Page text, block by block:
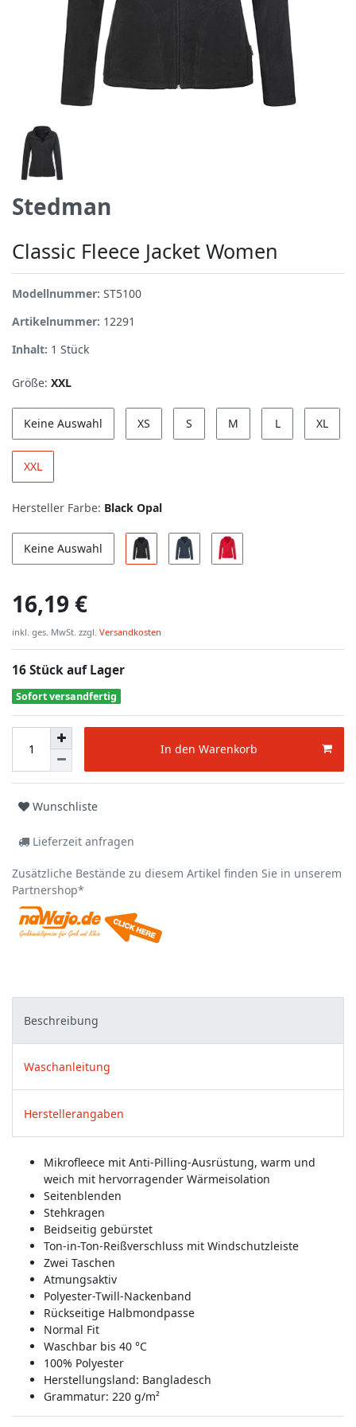
Stedman
Classic Fleece Jacket Women
Modellnummer: ST5100
Artikelnummer: 12291
Inhalt: 1 Stück
Größe: XXL
Keine Auswahl XS S M L XL
XXL
Hersteller Farbe: Black Opal
Keine Auswahl
16,19 €
inkl. ges. MwSt. zzgl. Versandkosten
16 Stück auf Lager
Sofort versandfertig
In den Warenkorb
Wunschliste
Lieferzeit anfragen
Zusätzliche Bestände zu diesem Artikel finden Sie in unserem
Partnershop*
Beschreibung
Waschanleitung
Herstellerangaben
Mikrofleece mit Anti-Pilling-Ausrüstung, warm und
weich mit hervorragender Wärmeisolation
Seitenblenden
Stehkragen
Beidseitig gebürstet
Ton-in-Ton-Reißverschluss mit Windschutzleiste
Zwei Taschen
Atmungsaktiv
Polyester-Twill-Nackenband
Rückseitige Halbmondpasse
Normal Fit
Waschbar bis 40 °C
100% Polyester
Herstellungsland: Bangladesch
Grammatur: 220 g/m²